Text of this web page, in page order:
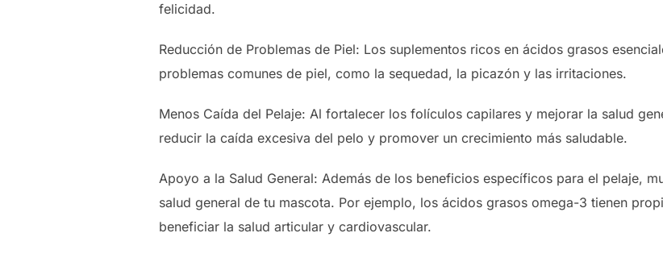
felicidad.
Reducción de Problemas de Piel: Los suplementos ricos en ácidos grasos
problemas comunes de piel, como la sequedad, la picazón y las irritaciones.
Menos Caída del Pelaje: Al fortalecer los folículos capilares y mejorar la salud
reducir la caída excesiva del pelo y promover un crecimiento más saludable.
Apoyo a la Salud General: Además de los beneficios específicos para el pelaje,
salud general de tu mascota. Por ejemplo, los ácidos grasos omega-3 tienen
beneficiar la salud articular y cardiovascular.